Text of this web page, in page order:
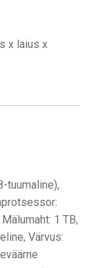
x laius x
tuumaline),
1 TB,
Värvus: